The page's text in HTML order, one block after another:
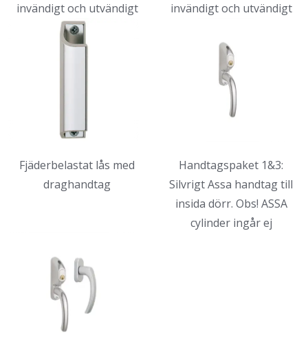
invändigt och utvändigt
invändigt och utvändigt
Fjäderbelastat lås med
draghandtag
Handtagspaket 1&3:
Silvrigt Assa handtag till
insida dörr. Obs! ASSA
cylinder ingår ej